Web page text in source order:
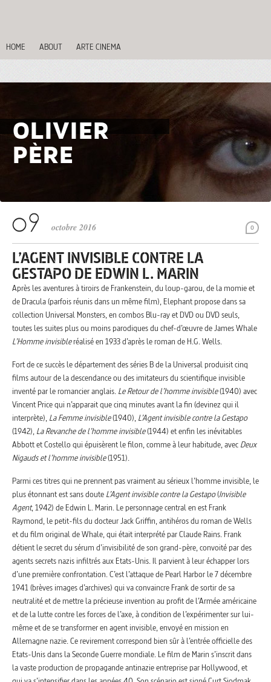
HOME ABOUT ARTE CINEMA
OLIVIER
PÈRE
0
octobre 2016
L’AGENT INVISIBLE CONTRE LA
GESTAPO DE EDWIN L. MARIN
Après les aventures à tiroirs de Frankenstein, du loup-garou, de la momie et
de Dracula (parfois réunis dans un même film), Elephant propose dans sa
collection Universal Monsters, en combos Blu-ray et DVD ou DVD seuls,
toutes les suites plus ou moins parodiques du chef-d’œuvre de James Whale
L’Homme invisibleréalisé en 1933 d’après le roman de H.G. Wells.
Fort de ce succès le département des séries B de la Universal produisit cinq
films autour de la descendance ou des imitateurs du scientifique invisible
inventé par le romancier anglais. Le Retour de l’homme invisible(1940) avec
Vincent Price qui n’apparait que cinq minutes avant la fin (devinez qui il
interprète), La Femme invisible(1940), L’Agent invisible contre la Gestapo
(1942), La Revanche de l’homme invisible(1944) et enfin les inévitables
Abbott et Costello qui épuisèrent le filon, comme à leur habitude, avec Deux
Nigauds et l’homme invisible(1951).
Parmi ces titres qui ne prennent pas vraiment au sérieux l’homme invisible, le
plus étonnant est sans doute L’Agent invisible contre la Gestapo(Invisible
Agent, 1942) de Edwin L. Marin. Le personnage central en est Frank
Raymond, le petit-fils du docteur Jack Griffin, antihéros du roman de Wells
et du film original de Whale, qui était interprété par Claude Rains. Frank
détient le secret du sérum d’invisibilité de son grand-père, convoité par des
agents secrets nazis infiltrés aux Etats-Unis. Il parvient à leur échapper lors
d’une première confrontation. C’est l’attaque de Pearl Harbor le 7 décembre
1941 (brèves images d’archives) qui va convaincre Frank de sortir de sa
neutralité et de mettre la précieuse invention au profit de l’Armée américaine
et de la lutte contre les forces de l’axe, à condition de l’expérimenter sur lui-
même et de se transformer en agent invisible, envoyé en mission en
Allemagne nazie. Ce revirement correspond bien sûr à l’entrée officielle des
Etats-Unis dans la Seconde Guerre mondiale. Le film de Marin s’inscrit dans
la vaste production de propagande antinazie entreprise par Hollywood, et